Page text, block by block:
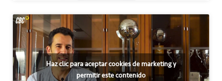
Haz clic para aceptar cookies de marketing y
permitir este contenido